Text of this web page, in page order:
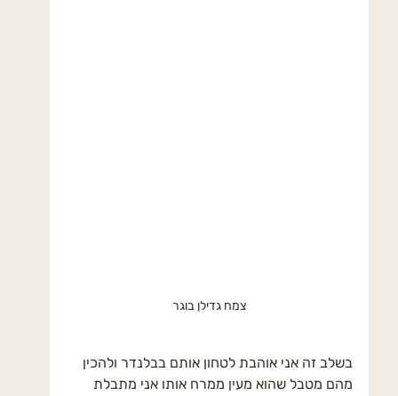
צמח גדילן בוגר
בשלב זה אני אוהבת לטחון אותם בבלנדר ולהכין
מהם מטבל שהוא מעין ממרח אותו אני מתבלת